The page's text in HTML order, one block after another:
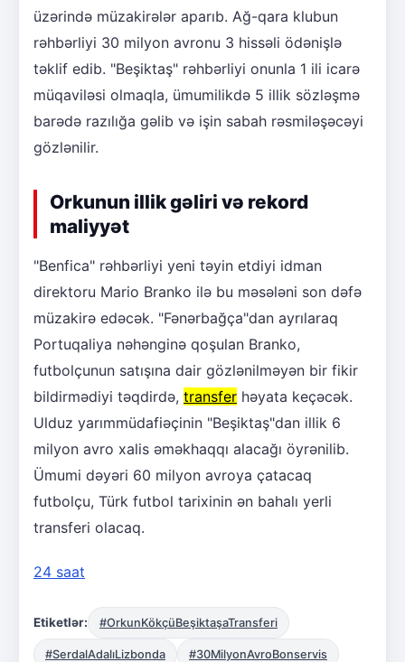
üzərində müzakirələr aparıb. Ağ-qara klubun
rəhbərliyi 30 milyon avronu 3 hissəli ödənişlə
təklif edib. "Beşiktaş" rəhbərliyi onunla 1 ili icarə
müqaviləsi olmaqla, ümumilikdə 5 illik sözləşmə
barədə razılığa gəlib və işin sabah rəsmiləşəcəyi
gözlənilir.
Orkunun illik gəliri və rekord
maliyyət
"Benfica" rəhbərliyi yeni təyin etdiyi idman
direktoru Mario Branko ilə bu məsələni son dəfə
müzakirə edəcək. "Fənərbağça"dan ayrılaraq
Portuqaliya nəhənginə qoşulan Branko,
futbolçunun satışına dair gözlənilməyən bir fikir
bildirmədiyi təqdirdə, transfer həyata keçəcək.
Ulduz yarımmüdafiəçinin "Beşiktaş"dan illik 6
milyon avro xalis əməkhaqqı alacağı öyrənilib.
Ümumi dəyəri 60 milyon avroya çatacaq
futbolçu, Türk futbol tarixinin ən bahalı yerli
transferi olacaq.
24 saat
Etiketlər: #OrkunKökçüBeşiktaşaTransferi
#SerdalAdalıLizbonda #30MilyonAvroBonservis